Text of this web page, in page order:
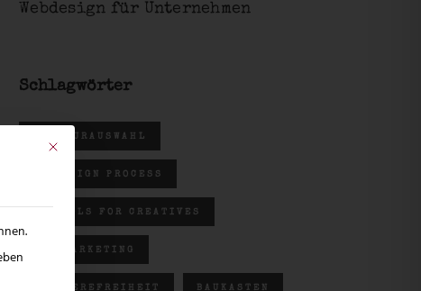
Webdesign für Unternehmen
Schlagwörter
AGENTURAUSWAHL
AI DESIGN PROCESS
AI TOOLS FOR CREATIVES
B2B MARKETING
BARRIEREFREIHEIT BAUKASTEN
Mit diesem Button wird der Dialog geschlossen. Seine Funktionalität ist